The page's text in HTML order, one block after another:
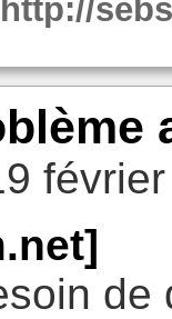
http://
de